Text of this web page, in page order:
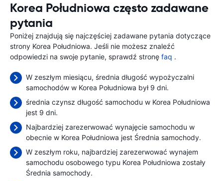
Korea Południowa często zadawane
pytania
Poniżej znajdują się najczęściej zadawane pytania dotyczące
strony Korea Południowa. Jeśli nie możesz znaleźć
odpowiedzi na swoje pytanie, sprawdź stronę faq .
W zeszłym miesiącu, średnia długość wypożyczalni
samochodów w Korea Południowa był 9 dni.
średnia czynsz długość samochodu w Korea Południowa
jest 9 dni.
Najbardziej zarezerwować wynajęcie samochodu w
obecnie w Korea Południowa jest Średnia samochody.
W zeszłym roku, najbardziej zarezerwować wynajem
samochodu osobowego typu Korea Południowa zostały
Średnia samochody.